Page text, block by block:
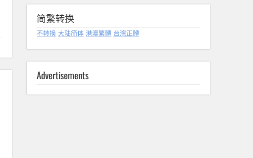
简繁转换
不转换 大陆简体 港澳繁體 台灣正體
Advertisements